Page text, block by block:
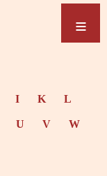
≡
≡
I K L
U V W